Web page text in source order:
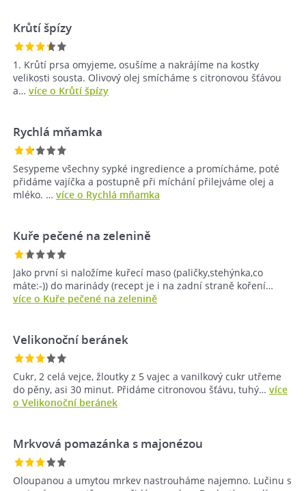
Krůtí špízy
1. Krůtí prsa omyjeme, osušíme a nakrájíme na kostky
velikosti sousta. Olivový olej smícháme s citronovou šťávou
a… více o Krůtí špízy
Rychlá mňamka
Sesypeme všechny sypké ingredience a promícháme, poté
přidáme vajíčka a postupně při míchání přilejváme olej a
mléko. … více o Rychlá mňamka
Kuře pečené na zelenině
Jako první si naložíme kuřecí maso (paličky,stehýnka,co
máte:-)) do marinády (recept je i na zadní straně koření…
více o Kuře pečené na zelenině
Velikonoční beránek
Cukr, 2 celá vejce, žloutky z 5 vajec a vanilkový cukr utřeme
do pěny, asi 30 minut. Přidáme citronovou šťávu, tuhý… více
o Velikonoční beránek
Mrkvová pomazánka s majonézou
Oloupanou a umytou mrkev nastrouháme najemno. Lučinu s